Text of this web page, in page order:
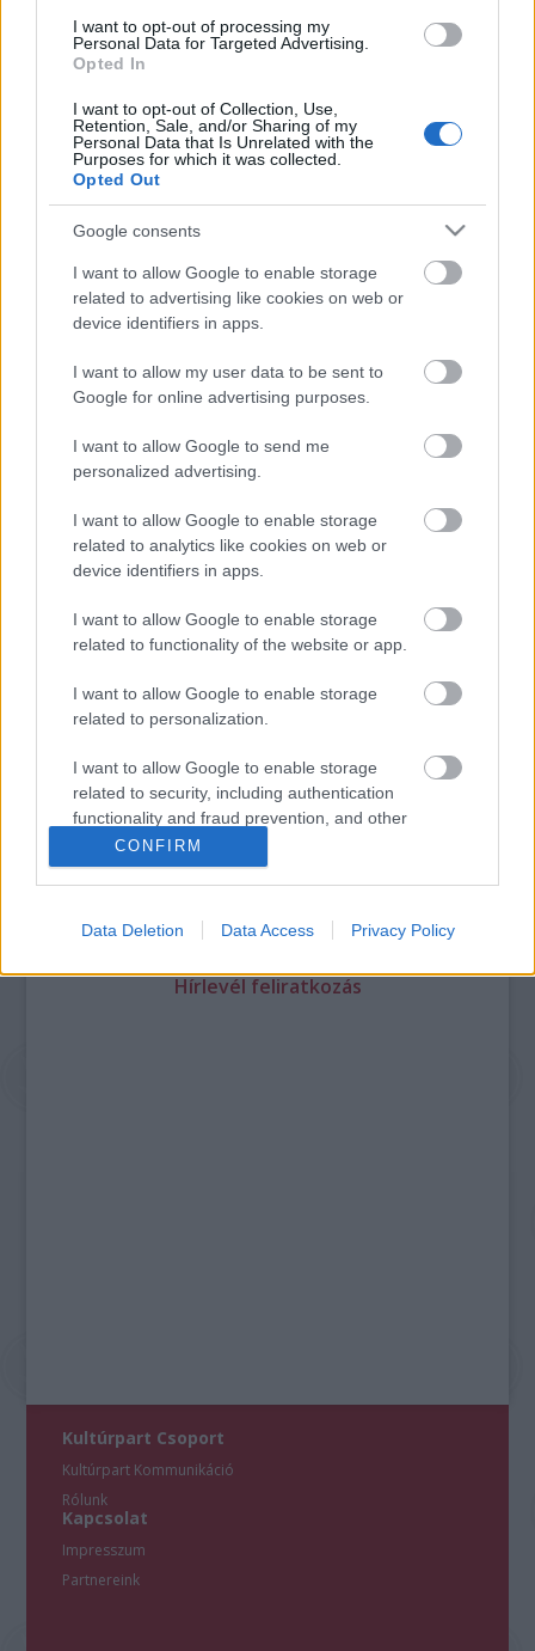
I want to opt-out of processing my
Personal Data for Targeted Advertising.
Opted In
I want to opt-out of Collection, Use,
Retention, Sale, and/or Sharing of my
Personal Data that Is Unrelated with the
Purposes for which it was collected.
Opted Out
Google consents
I want to allow Google to enable storage
related to advertising like cookies on web or
device identifiers in apps.
I want to allow my user data to be sent to
Google for online advertising purposes.
I want to allow Google to send me
personalized advertising.
I want to allow Google to enable storage
related to analytics like cookies on web or
device identifiers in apps.
I want to allow Google to enable storage
related to functionality of the website or app.
I want to allow Google to enable storage
related to personalization.
I want to allow Google to enable storage
related to security, including authentication
functionality and fraud prevention, and other
user protection.
CONFIRM
Data Deletion Data Access Privacy Policy
CSŰRÖK KÖZÖTT SZÓL A VILÁG – JUBILEUMI
FESZTIVÁL KALOTASZEGEN
A bejegyzés trackback címe:
https://kulturpart.hu/api/trackback/id/7829618
vonatkozó jogszabályok
értelmében felhasználói tartalomnak
minősülnek, értük a
üzemeltetője semmilyen felelősséget
nem vállal, azokat nem ellenőrzi. Kifogás esetén forduljon a blog szerkesztőjéhez.
Felhasználási feltételekben
Megdöbbentő fotók a néptelen fővárosról
Top 10: ezek a legjobb szerelmes filmek
Megjöttek a meztelen hősnők
Meztelenség és anatómia
A forradalom egy holland fotós szemével
A legizgalmasabb fotók 2015-ből
Meztelen fővárosiak
Készülőben a nagy meztelen album
Nézd meg a 48-as szabadságharc hőseiről készült
fotókat!
Hírlevél feliratkozás
Kultúrpart Csoport
Kultúrpart Kommunikáció
Rólunk
Kapcsolat
Impresszum
Partnereink